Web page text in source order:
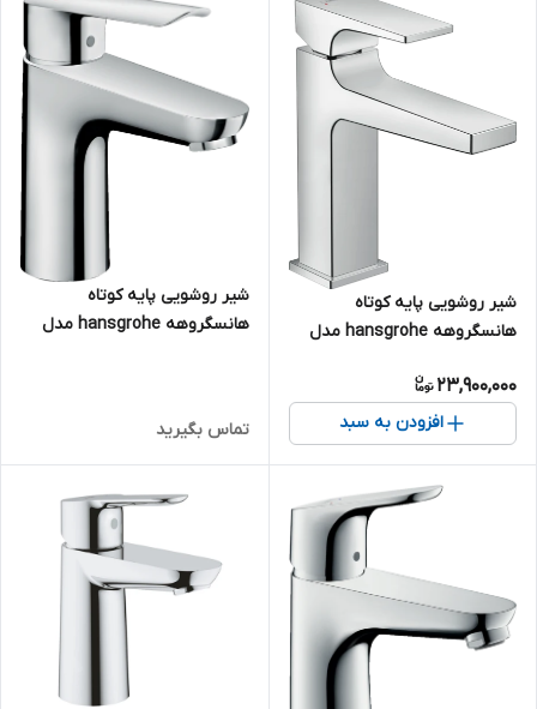
شیر روشویی پایه کوتاه
هانسگروهه hansgrohe مدل
23,900,000
افزودن به سبد
شیر روشویی پایه کوتاه
هانسگروهه hansgrohe مدل
تماس بگیرید